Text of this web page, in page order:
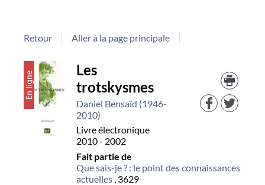
Retour Aller à la page principale
Détail
document
Les
trotskysmes
Daniel Bensaïd (1946-
2010)
Livre électronique
2010 - 2002
Fait partie de
Que sais-je ? : le point des connaissances
actuelles, 3629